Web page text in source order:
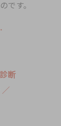
です。
断